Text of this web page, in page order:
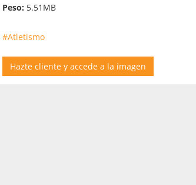
Peso: 5.51MB
#Atletismo
Hazte cliente y accede a la imagen